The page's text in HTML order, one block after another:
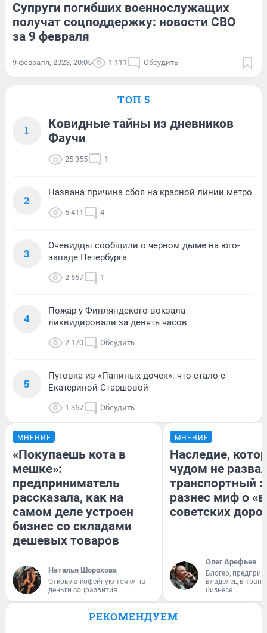
Супруги погибших военнослужащих
получат соцподдержку: новости СВО
за 9 февраля
9 февраля, 2023, 20:05 1 111 Обсудить
ТОП 5
1
Ковидные тайны из дневников
Фаучи
25 355 1
2
Названа причина сбоя на красной линии метро
5 411 4
3
Очевидцы сообщили о черном дыме на юго-
западе Петербурга
2 667 1
4
Пожар у Финляндского вокзала
ликвидировали за девять часов
2 170 Обсудить
5
Пуговка из «Папиных дочек»: что стало с
Екатериной Старшовой
1 357 Обсудить
МНЕНИЕ
«Покупаешь кота в
мешке»:
предприниматель
рассказала, как на
самом деле устроен
бизнес со складами
дешевых товаров
Наталья Шорохова
Открыла кофейную точку на
деньги соцразвития
МНЕНИЕ
Наследие,
чудом не
транспортный
разнес миф о
советских
Олег Арефьев
Блогер,
владелец в
бизнесе
РЕКОМЕНДУЕМ